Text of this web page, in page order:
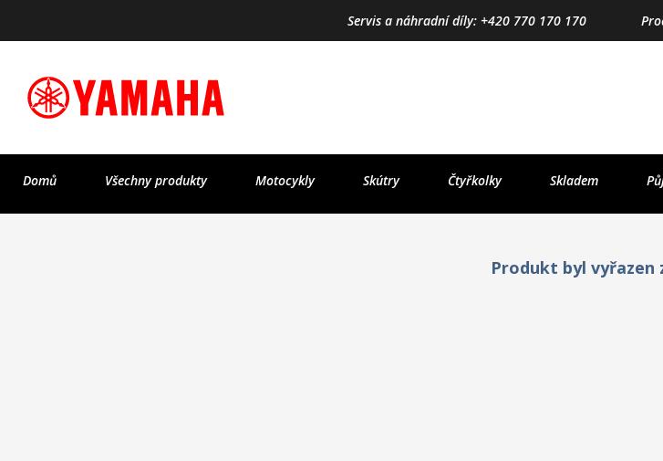
Servis a náhradní díly: +420 770 170 170
Domů Všechny produkty Motocykly Skútry Čtyřkolky Skladem
Produkt byl vyřazen